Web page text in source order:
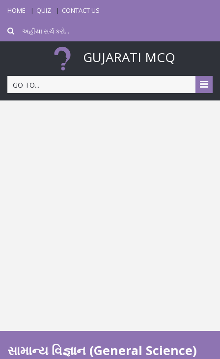
HOME QUIZ CONTACT US
GUJARATI MCQ
GO TO...
સામાન્ય વિજ્ઞાન (General Science)